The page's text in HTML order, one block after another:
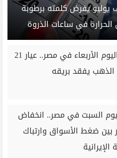
يفرض كلمته برطوبة
الحرارة في ساعات الذروة
أسعار الذهب اليوم الأربعاء في مصر.. عيار 21
الذهب يفقد بريقه
السبت في مصر.. انخفاض
بين ضغط الأسواق وارتباك